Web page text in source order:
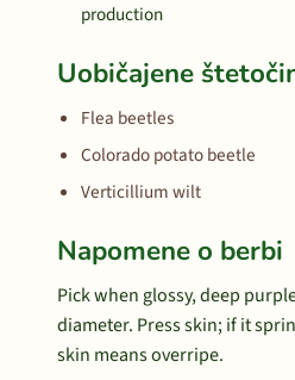
production
Uobičajene
Flea beetles
Colorado potato beetle
Verticillium wilt
Napomene o berbi
Pick when glossy, deep
diameter. Press skin; if it
skin means overripe.